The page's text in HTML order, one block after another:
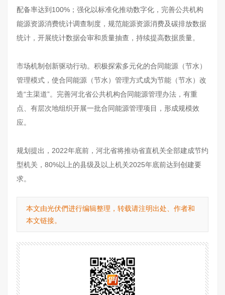
配备率达到100%；强化以标准化推动数字化，完善公共机构
能源资源消费统计调查制度，规范能源资源消费及碳排放数据
统计，开展统计数据会审和质量抽查，持续提高数据质量。
市场机制创新驱动行动。积极探索多元化的合同能源（节水）
管理模式，使合同能源（节水）管理方式成为节能（节水）改
造“主渠道”。完善河北省公共机构合同能源管理办法，有重
点、有层次地组织开展一批合同能源管理项目，形成规模效
应。
规划提出，2022年底前，河北省将推动省直机关全部建成节约
型机关，80%以上的县级及以上机关2025年底前达到创建要
求。
本文由光伏們进行编辑整理，转载请注明出处、作者和
本文链接。